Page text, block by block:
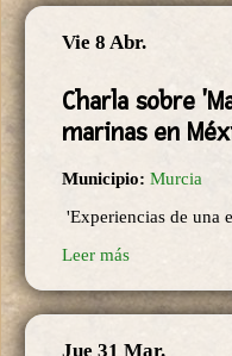
Vie 8 Abr.
Charla sobre
marinas en
Municipio: Murcia
'Experiencias de una
Leer más
Jue 31 Mar.